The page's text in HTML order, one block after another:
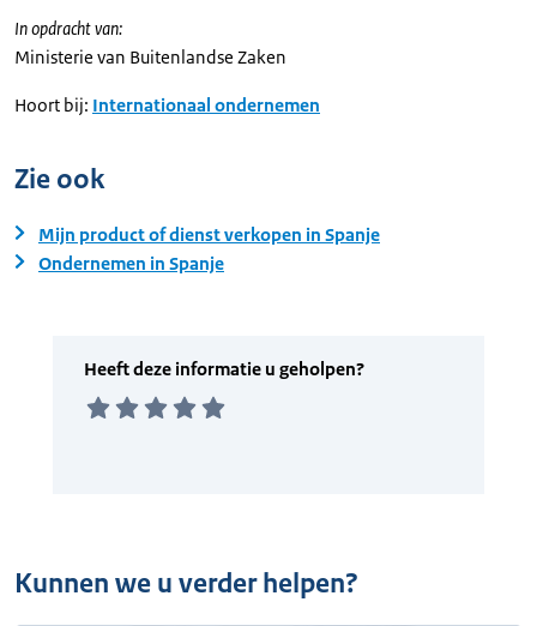
In opdracht van:
Ministerie van Buitenlandse Zaken
Hoort bij: Internationaal ondernemen
Zie ook
Mijn product of dienst verkopen in Spanje
Ondernemen in Spanje
Kunnen we u verder helpen?